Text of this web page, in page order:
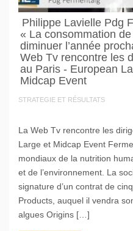
Philippe Lavielle Pdg
« La consommation
diminuer l’année
Web Tv rencontre les
au Paris - European
Midcap Event
STRATEGIE ET RÉSULTATS
La Web Tv rencontre les
Large et Midcap Event
mondiaux de la nutrition
et de l’environnement. La
signature d’un contrat de
Products, auquel il vendra
algues Origins […]